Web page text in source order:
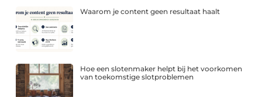
Waarom je content geen resultaat haalt
Hoe een slotenmaker helpt bij het voorkomen
van toekomstige slotproblemen